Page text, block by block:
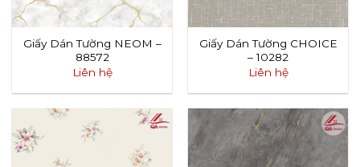
Giấy Dán Tường NEOM –
88572
Liên hệ
Giấy Dán Tường CHOICE
– 10282
Liên hệ